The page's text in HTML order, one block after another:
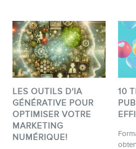
LES OUTILS D'IA
GÉNÉRATIVE POUR
OPTIMISER VOTRE
MARKETING
NUMÉRIQUE!
10